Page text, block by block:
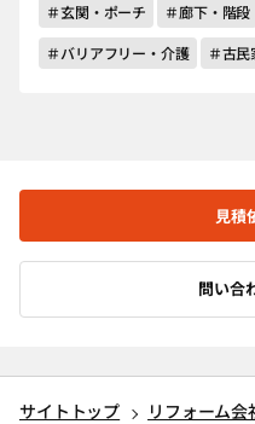
＃玄関・ポーチ
＃廊下・階段
＃バリアフリー・介護
＃古民
見積
問い合
サイトトップ
リフォーム会